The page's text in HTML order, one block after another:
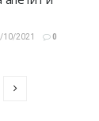
10/2021 0